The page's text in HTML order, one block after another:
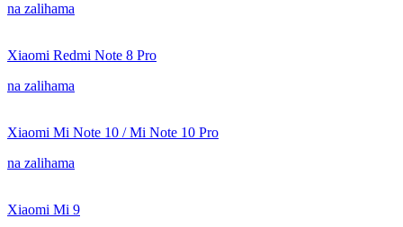
na zalihama
Xiaomi Redmi Note 8 Pro
na zalihama
Xiaomi Mi Note 10 / Mi Note 10 Pro
na zalihama
Xiaomi Mi 9